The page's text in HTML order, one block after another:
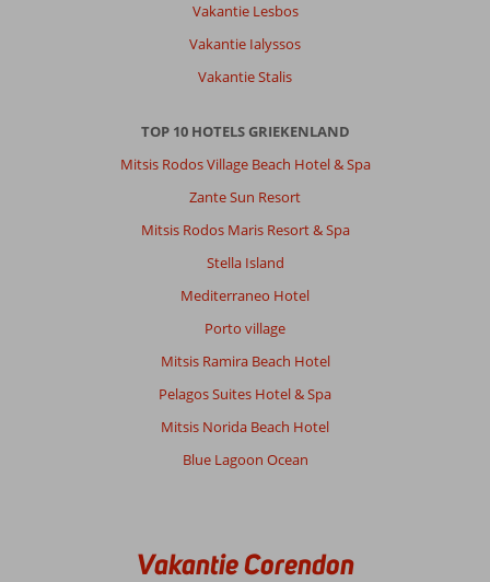
Vakantie Lesbos
Vakantie Ialyssos
Vakantie Stalis
TOP 10 HOTELS GRIEKENLAND
Mitsis Rodos Village Beach Hotel & Spa
Zante Sun Resort
Mitsis Rodos Maris Resort & Spa
Stella Island
Mediterraneo Hotel
Porto village
Mitsis Ramira Beach Hotel
Pelagos Suites Hotel & Spa
Mitsis Norida Beach Hotel
Blue Lagoon Ocean
Vakantie Corendon